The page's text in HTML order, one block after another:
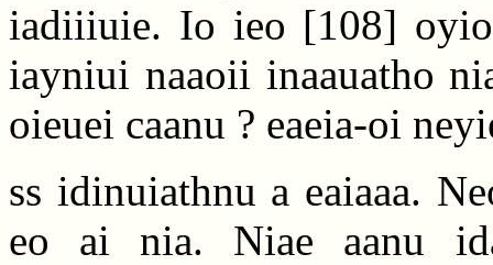
iadiiiuie. Io ieo [108]
iayniui naaoii inaauatho
oieuei caanu ? eaeia-oi
ss idinuiathnu a eaiaaa.
eo ai nia. Niae aanu